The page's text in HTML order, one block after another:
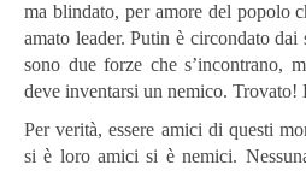
ma blindato, per amore del popolo
amato leader. Putin è circondato
sono due forze che s’incontrano,
deve inventarsi un nemico. Trovato!
Per verità, essere amici di questi
si è loro amici si è nemici.